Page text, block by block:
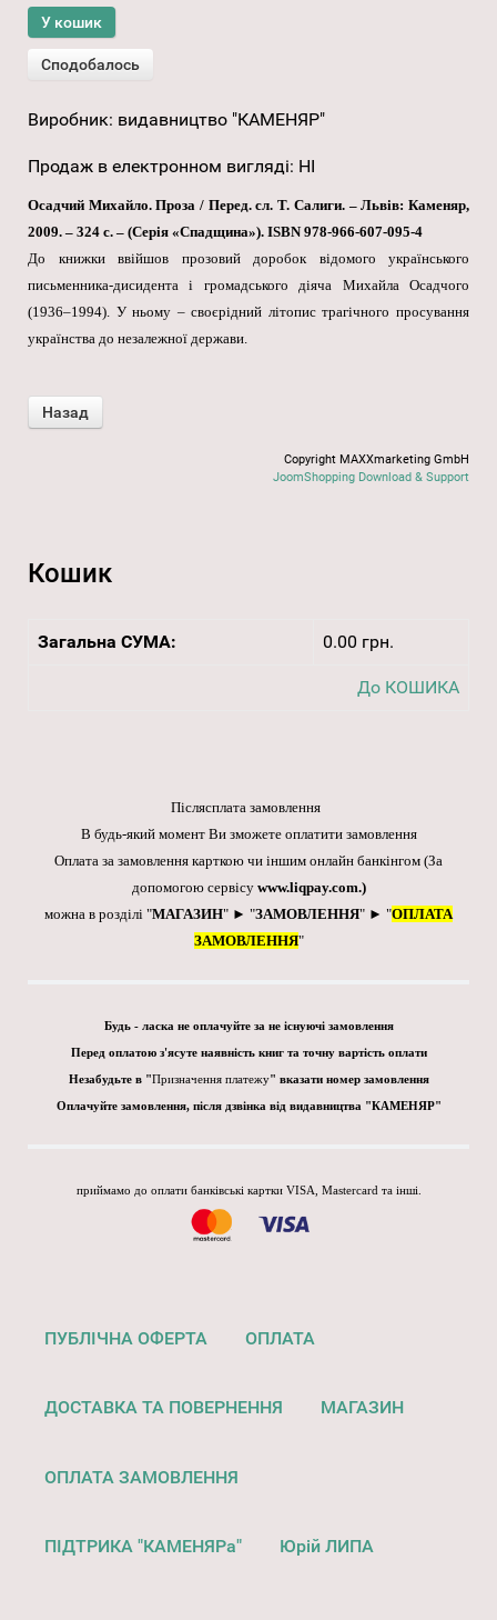
Виробник: видавництво "КАМЕНЯР"
Продаж в електронном вигляді: НІ
Осадчий Михайло. Проза / Перед. сл. Т. Салиги. – Львів: Каменяр,
2009. – 324 с. – (Серія «Спадщина»). ISBN 978-966-607-095-4
До книжки ввійшов прозовий доробок відомого українського
письменника-дисидента і громадського діяча Михайла Осадчого
(1936–1994). У ньому – своєрідний літопис трагічного просування
українства до незалежної держави.
Copyright MAXXmarketing GmbH
JoomShopping Download & Support
Кошик
Загальна СУМА: 0.00 грн.
До КОШИКА
Післясплата замовлення
В будь-який момент Ви зможете оплатити замовлення
Оплата за замовлення карткою чи іншим онлайн банкінгом (За
допомогою сервісу www.liqpay.com.)
можна в розділі "МАГАЗИН" ► "ЗАМОВЛЕННЯ" ► "ОПЛАТА
ЗАМОВЛЕННЯ"
Будь - ласка не оплачуйте за не існуючі замовлення
Перед оплатою з'ясуте наявність книг та точну вартість оплати
Незабудьте в "Призначення платежу" вказати номер замовлення
Оплачуйте замовлення, після дзвінка від видавництва "КАМЕНЯР"
приймамо до оплати банківські картки VISA, Mastercard та інші.
ПУБЛІЧНА ОФЕРТА ОПЛАТА
ДОСТАВКА ТА ПОВЕРНЕННЯ МАГАЗИН
ОПЛАТА ЗАМОВЛЕННЯ
ПІДТРИКА "КАМЕНЯРа" Юрій ЛИПА